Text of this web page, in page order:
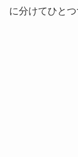
に分けてひとつ